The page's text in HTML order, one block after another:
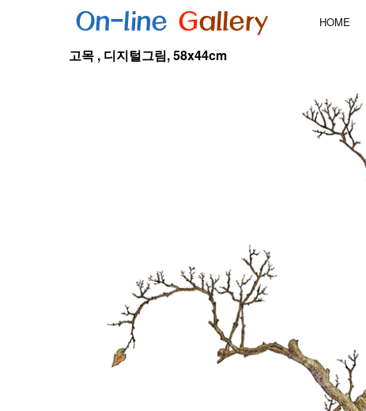
HOME
고목 , 디지털그림, 58x44cm